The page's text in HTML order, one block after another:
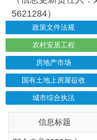
农村安居工程
房地产市场
国有土地上房屋征收
城市综合执法
信息标题
阿合奇县2026年农村危房改造建房户名单